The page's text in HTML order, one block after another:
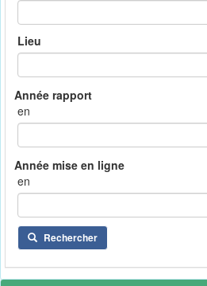
Lieu
en
en
Rechercher